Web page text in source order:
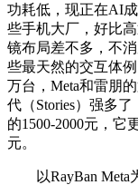
功耗低，现正在AI
些手机大厂，好比
镜布局差不多，不
些最天然的交互体
万台，Meta和雷朋
代（Stories）强多
的1500-2000元，它
元。
以RayBan Meta